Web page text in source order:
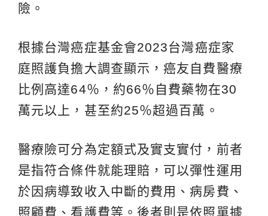
險。
根據台灣癌症基金會2023台灣癌症家
庭照護負擔大調查顯示，癌友自費醫療
比例高達64％，約66％自費藥物在30
萬元以上，甚至約25％超過百萬。
醫療險可分為定額式及實支實付，前者
是指符合條件就能理賠，可以彈性運用
於因病導致收入中斷的費用、病房費、
照顧費、看護費等。後者則是依照單據